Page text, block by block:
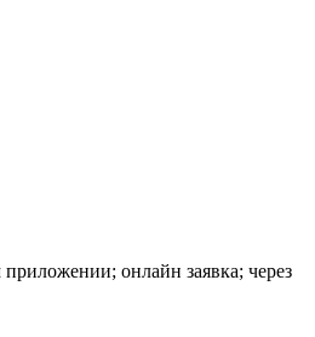
онлайн заявка; через